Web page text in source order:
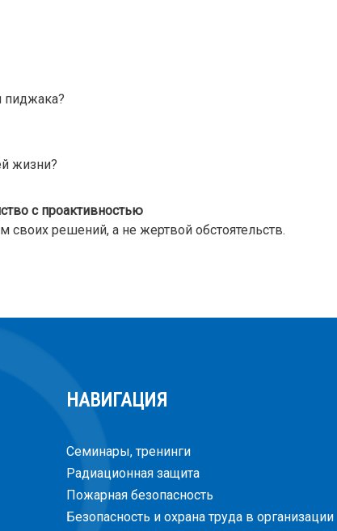
пиджака?
жизни?
с проактивностью
решений, а не жертвой обстоятельств.
НАВИГАЦИЯ
Семинары, тренинги
Радиационная защита
Пожарная безопасность
Безопасность и охрана труда в организации